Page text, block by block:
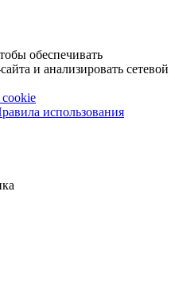
обеспечивать
и анализировать сетевой
использования